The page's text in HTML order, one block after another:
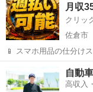
月収
クリッ
佐倉市
📱 スマホ用品の仕分けスタッフ募集！ スマ
分け・検品を行うシンプ
中） https://lin.ee/...
その
自動
高収入